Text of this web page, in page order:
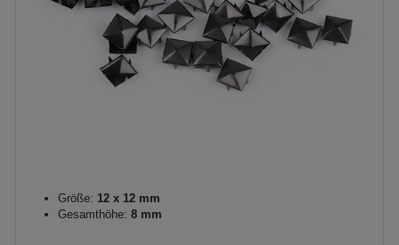
Größe: 12 x 12 mm
Gesamthöhe: 8 mm